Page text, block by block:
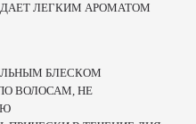
ЛЕГКИМ АРОМАТОМ
БЛЕСКОМ
ВОЛОСАМ, НЕ